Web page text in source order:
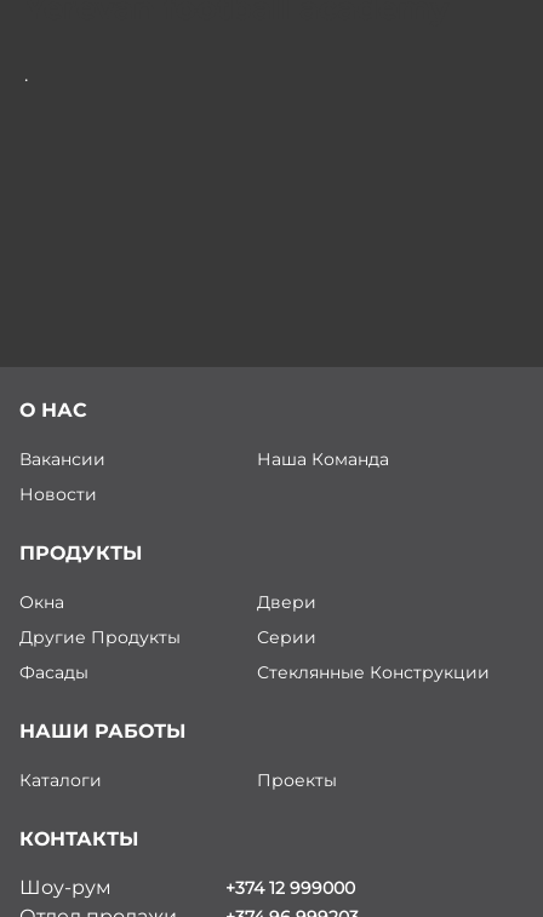
.
О НАС
Вакансии
Наша Команда
Новости
ПРОДУКТЫ
Окна
Двери
Другие Продукты
Серии
Фасады
Стеклянные Конструкции
НАШИ РАБОТЫ
Каталоги Проекты
КОНТАКТЫ
Шоу-рум +374 12 999000